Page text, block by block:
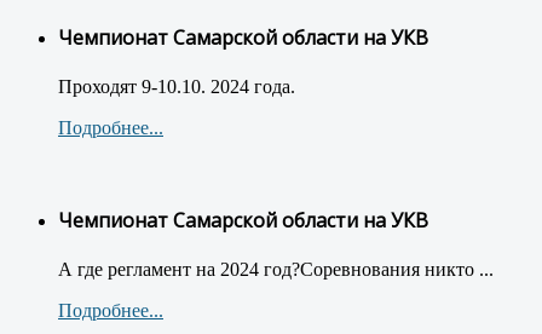
Чемпионат Самарской области на УКВ
Проходят 9-10.10. 2024 года.
Подробнее...
Чемпионат Самарской области на УКВ
А где регламент на 2024 год?Соревнования никто ...
Подробнее...